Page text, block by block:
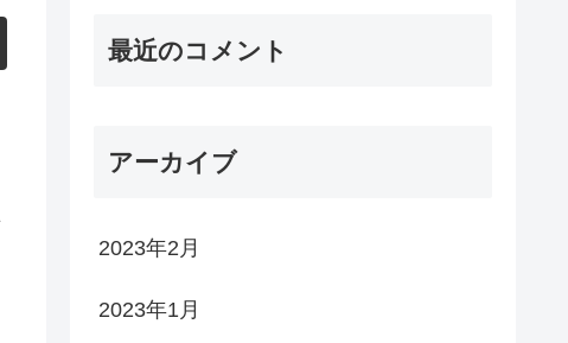
最近のコメント
アーカイブ
2023年2月
2023年1月